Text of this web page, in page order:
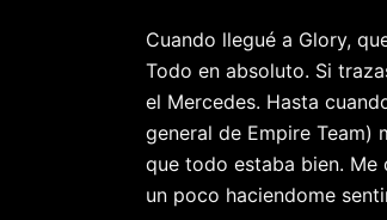
Cuando llegué a Glory,
Todo en absoluto. Si
el Mercedes. Hasta
general de Empire Team)
que todo estaba bien. Me
un poco haciendome